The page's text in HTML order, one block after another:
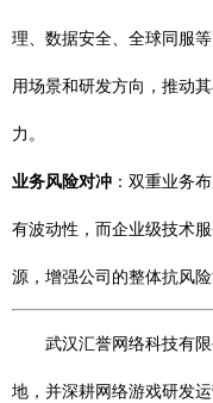
理、数据安全、全球同服
用场景和研发方向，推动
力。
业务风险对冲 ：双重业务
有波动性，而企业级技术
源，增强公司的整体抗风
武汉汇誉网络科技有
地，并深耕网络游戏研发